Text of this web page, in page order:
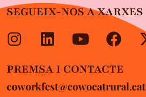
SEGUEIX-NOS A XARXES
PREMSA I CONTACTE
coworkfest@cowocatrural.cat